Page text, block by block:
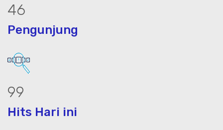
58
Pengunjung
125
Hits Hari ini